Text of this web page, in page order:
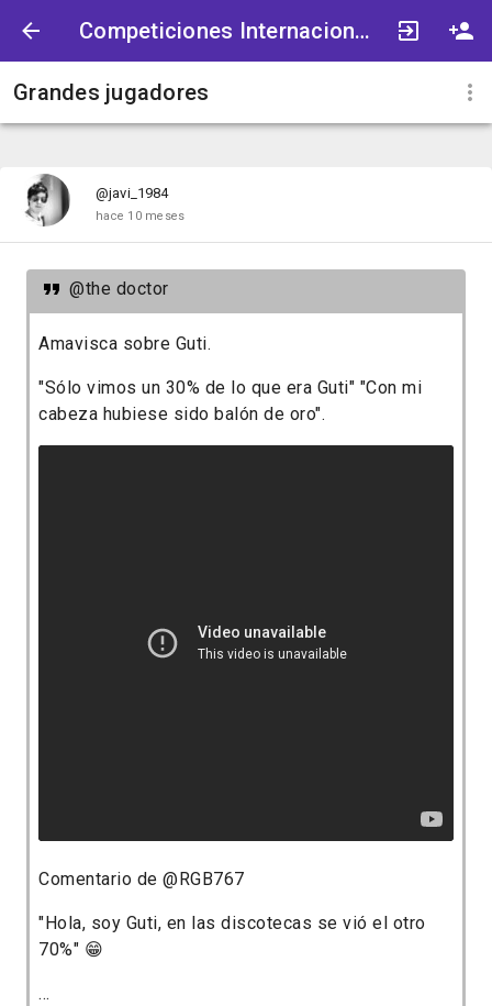
Competiciones Internacionales
Grandes jugadores
@javi_1984
hace 10 meses
@the doctor
Amavisca sobre Guti.
"Sólo vimos un 30% de lo que era Guti" "Con mi
cabeza hubiese sido balón de oro".
Comentario de @RGB767
"Hola, soy Guti, en las discotecas se vió el otro
70%" 😁
...